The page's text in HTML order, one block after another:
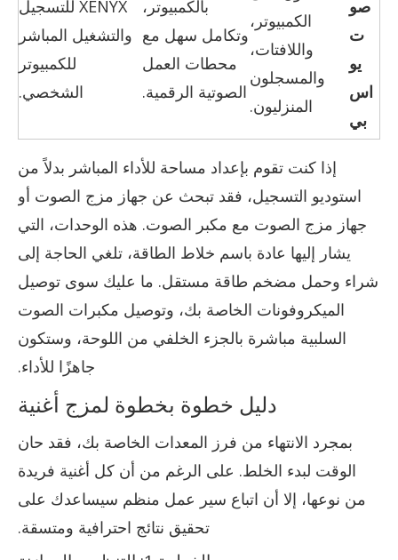
صو
ت
يو
اس
بي
الكمبيوتر،
واللافتات،
والمسجلون
المنزليون.
بالكمبيوتر،
وتكامل سهل مع
محطات العمل
الصوتية الرقمية.
XENYX للتسجيل
والتشغيل المباشر
للكمبيوتر
الشخصي.
إذا كنت تقوم بإعداد مساحة للأداء المباشر بدلاً من
استوديو التسجيل، فقد تبحث عن جهاز مزج الصوت أو
جهاز مزج الصوت مع مكبر الصوت. هذه الوحدات، التي
يشار إليها عادة باسم خلاط الطاقة، تلغي الحاجة إلى
شراء وحمل مضخم طاقة مستقل. ما عليك سوى توصيل
الميكروفونات الخاصة بك، وتوصيل مكبرات الصوت
السلبية مباشرة بالجزء الخلفي من اللوحة، وستكون
جاهزًا للأداء.
دليل خطوة بخطوة لمزج أغنية
بمجرد الانتهاء من فرز المعدات الخاصة بك، فقد حان
الوقت لبدء الخلط. على الرغم من أن كل أغنية فريدة
من نوعها، إلا أن اتباع سير عمل منظم سيساعدك على
تحقيق نتائج احترافية ومتسقة.